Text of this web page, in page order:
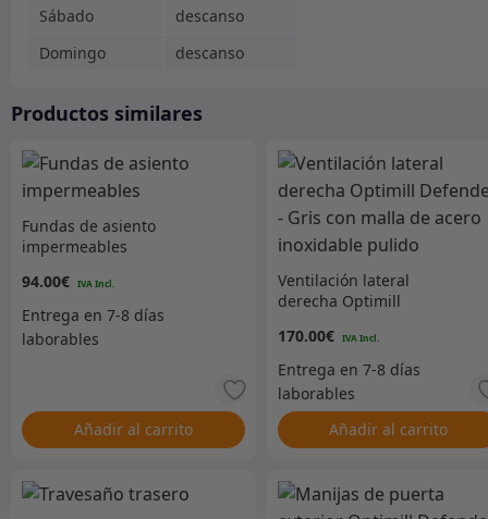
Sábado
descanso
Domingo
descanso
Productos similares
Fundas de asiento
impermeables
94.00€
Añadir al carrito
Ventilación lateral
derecha Optimill
de acero inoxidable
pulido
170.00€
Añadir al carrito